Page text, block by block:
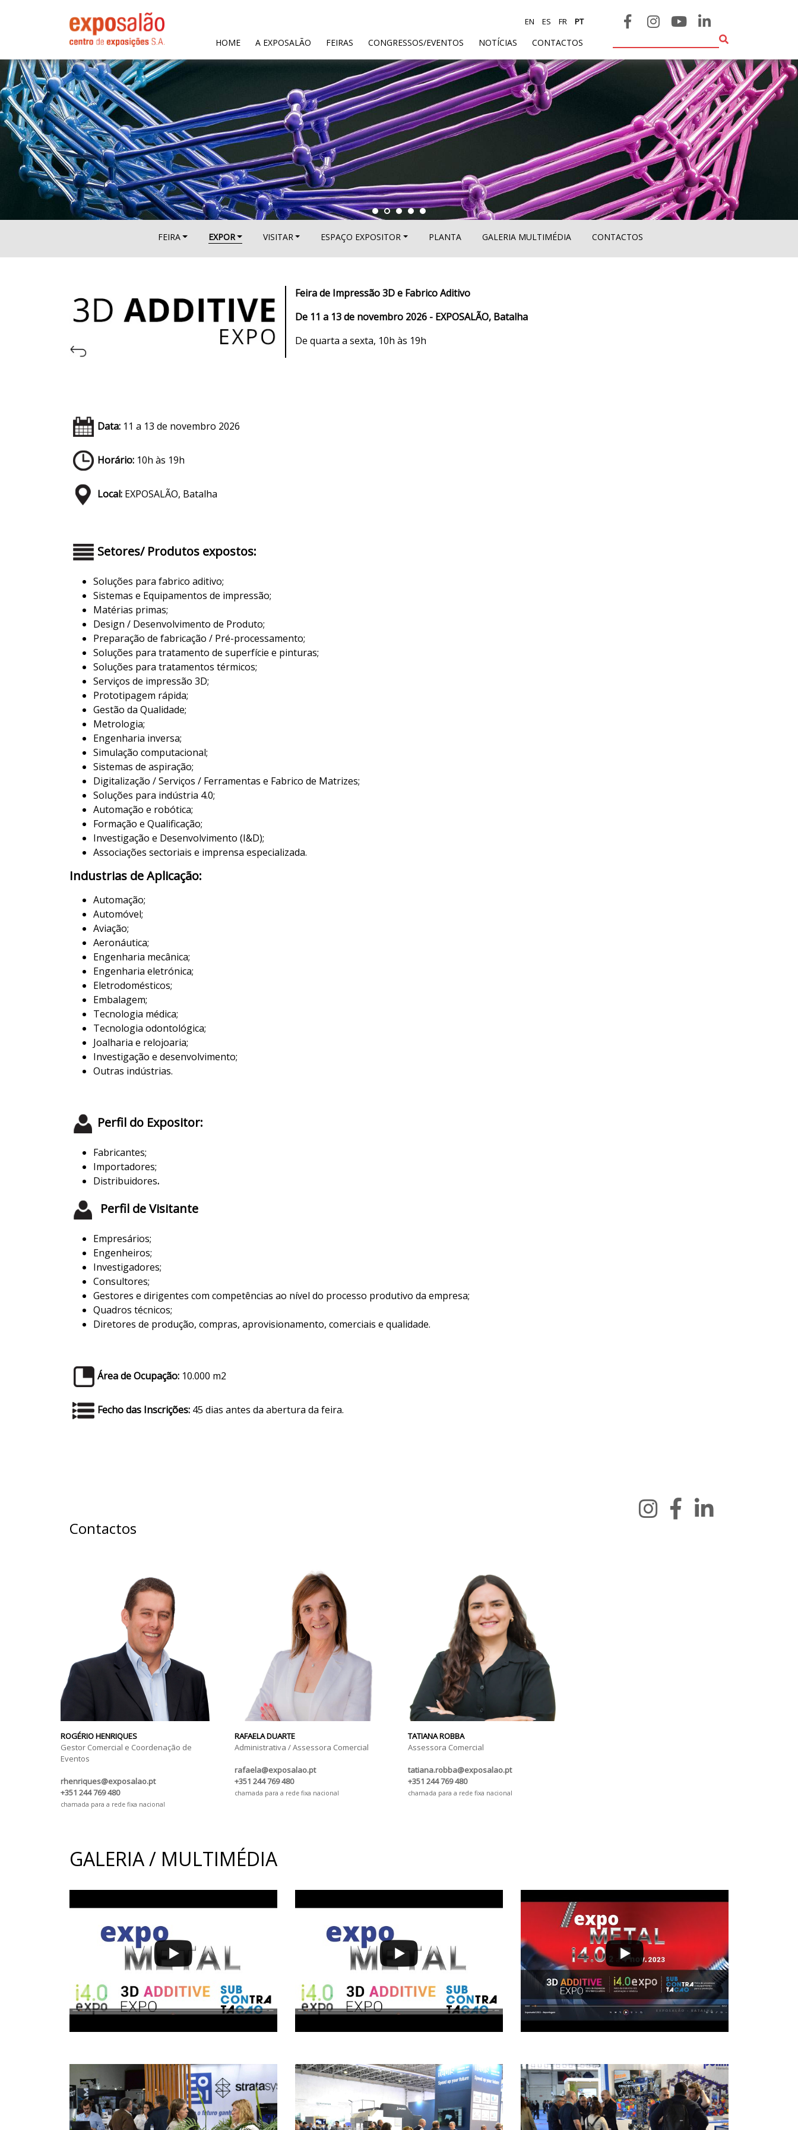
HOME(CURRENT)
A EXPOSALÃO FEIRAS CONGRESSOS/EVENTOS NOTÍCIAS CONTACTOS
EN ES FR PT
FEIRA EXPOR VISITAR ESPAÇO EXPOSITOR PLANTA GALERIA MULTIMÉDIA CONTACTOS
Feira de Impressão 3D e Fabrico Aditivo
De 11 a 13 de novembro 2026 - EXPOSALÃO, Batalha
De quarta a sexta, 10h às 19h
Data: 11 a 13 de novembro 2026
Horário: 10h às 19h
Local: EXPOSALÃO, Batalha
Setores/ Produtos expostos:
Soluções para fabrico aditivo;
Sistemas e Equipamentos de impressão;
Matérias primas;
Design / Desenvolvimento de Produto;
Preparação de fabricação / Pré-processamento;
Soluções para tratamento de superfície e pinturas;
Soluções para tratamentos térmicos;
Serviços de impressão 3D;
Prototipagem rápida;
Gestão da Qualidade;
Metrologia;
Engenharia inversa;
Simulação computacional;
Sistemas de aspiração;
Digitalização / Serviços / Ferramentas e Fabrico de Matrizes;
Soluções para indústria 4.0;
Automação e robótica;
Formação e Qualificação;
Investigação e Desenvolvimento (I&D);
Associações sectoriais e imprensa especializada.
Industrias de Aplicação:
Automação;
Automóvel;
Aviação;
Aeronáutica;
Engenharia mecânica;
Engenharia eletrónica;
Eletrodomésticos;
Embalagem;
Tecnologia médica;
Tecnologia odontológica;
Joalharia e relojoaria;
Investigação e desenvolvimento;
Outras indústrias.
Perfil do Expositor:
Fabricantes;
Importadores;
Distribuidores.
Perfil de Visitante
Empresários;
Engenheiros;
Investigadores;
Consultores;
Gestores e dirigentes com competências ao nível do processo produtivo da empresa;
Quadros técnicos;
Diretores de produção, compras, aprovisionamento, comerciais e qualidade.
Área de Ocupação: 10.000 m2
Fecho das Inscrições: 45 dias antes da abertura da feira.
Contactos
ROGÉRIO HENRIQUES
Gestor Comercial e Coordenação de
Eventos
rhenriques@exposalao.pt
+351 244 769 480
chamada para a rede fixa nacional
RAFAELA DUARTE
Administrativa / Assessora Comercial
rafaela@exposalao.pt
+351 244 769 480
chamada para a rede fixa nacional
TATIANA ROBBA
Assessora Comercial
tatiana.robba@exposalao.pt
+351 244 769 480
chamada para a rede fixa nacional
GALERIA / MULTIMÉDIA